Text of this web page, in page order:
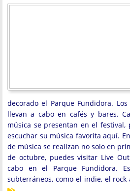
decorado el Parque Fundidora.
llevan a cabo en cafés y bares.
música se presentan en el
escuchar su música favorita aquí.
de música se realizan no solo en
de octubre, puedes visitar Live
cabo en el Parque Fundidora.
subterráneos, como el indie, el